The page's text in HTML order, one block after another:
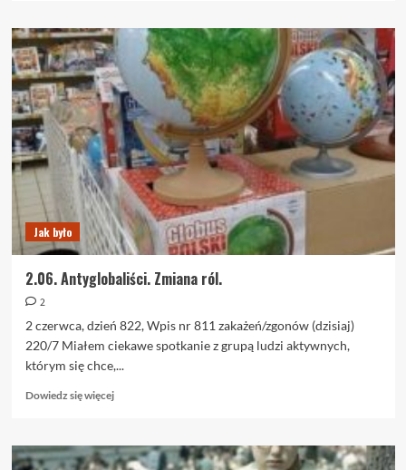
o
3.06.
Ameryce
już
padło
na
Musk
Jak było
2.06. Antyglobaliści. Zmiana ról.
2
2 czerwca, dzień 822, Wpis nr 811 zakażeń/zgonów (dzisiaj)
220/7 Miałem ciekawe spotkanie z grupą ludzi aktywnych,
którym się chce,...
Dowiedz się więcejDowiedz
o
2.06.